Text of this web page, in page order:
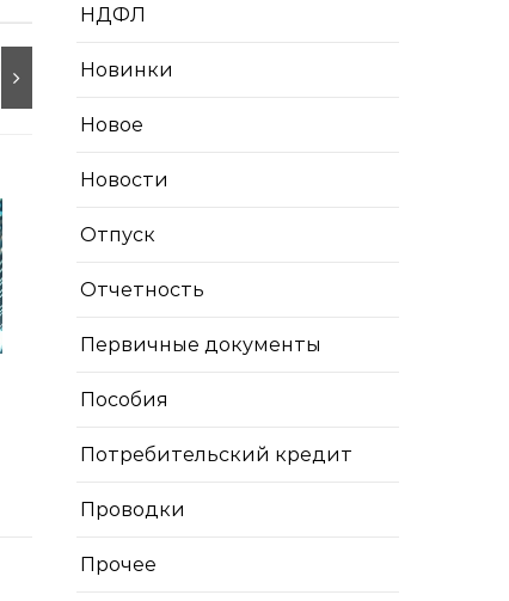
НДФЛ
Новинки
Новое
Новости
Отпуск
Отчетность
Первичные документы
Пособия
Потребительский кредит
Проводки
Прочее